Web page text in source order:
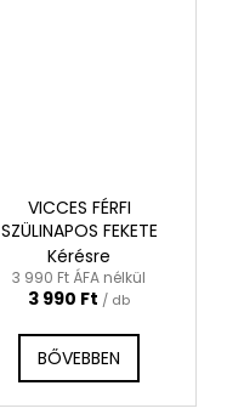
VICCES FÉRFI
SZÜLINAPOS FEKETE
Kérésre
3 990 Ft ÁFA nélkül
3 990 Ft / db
BŐVEBBEN